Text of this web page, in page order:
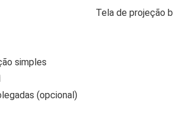
simples
(opcional)